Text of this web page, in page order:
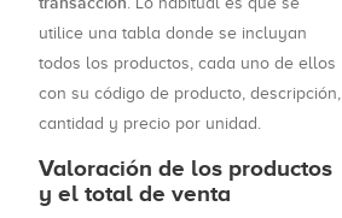
utilice una tabla donde se incluyan
todos los productos, cada uno de ellos
con su código de producto, descripción,
cantidad y precio por unidad.
Valoración de los productos
y el total de venta